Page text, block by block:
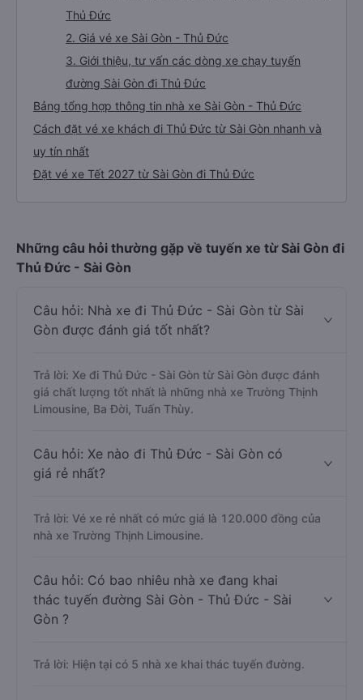
Thủ Đức
2. Giá vé xe Sài Gòn - Thủ Đức
3. Giới thiệu, tư vấn các dòng xe chạy tuyến
đường Sài Gòn đi Thủ Đức
Bảng tổng hợp thông tin nhà xe Sài Gòn - Thủ Đức
Cách đặt vé xe khách đi Thủ Đức từ Sài Gòn nhanh và
uy tín nhất
Đặt vé xe Tết 2027 từ Sài Gòn đi Thủ Đức
Những câu hỏi thường gặp về tuyến xe từ Sài Gòn đi
Thủ Đức - Sài Gòn
Câu hỏi: Nhà xe đi Thủ Đức - Sài Gòn từ Sài
Gòn được đánh giá tốt nhất?
Trả lời: Xe đi Thủ Đức - Sài Gòn từ Sài Gòn được đánh
giá chất lượng tốt nhất là những nhà xe Trường Thịnh
Limousine, Ba Đời, Tuấn Thùy.
Câu hỏi: Xe nào đi Thủ Đức - Sài Gòn có
giá rẻ nhất?
Trả lời: Vé xe rẻ nhất có mức giá là 120.000 đồng của
nhà xe Trường Thịnh Limousine.
Câu hỏi: Có bao nhiêu nhà xe đang khai
thác tuyến đường Sài Gòn - Thủ Đức - Sài
Gòn ?
Trả lời: Hiện tại có 5 nhà xe khai thác tuyến đường.